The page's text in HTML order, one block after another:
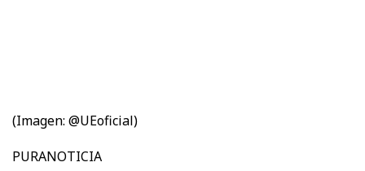
(Imagen: @UEoficial)
PURANOTICIA